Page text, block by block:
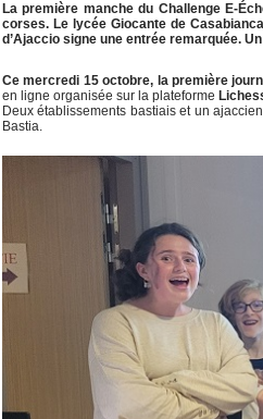
La première manche du Challenge E-
corses. Le lycée Giocante de
d’Ajaccio signe une entrée remarquée.
Ce mercredi 15 octobre, la première
en ligne organisée sur la plateforme
Deux établissements bastiais et un
Bastia.